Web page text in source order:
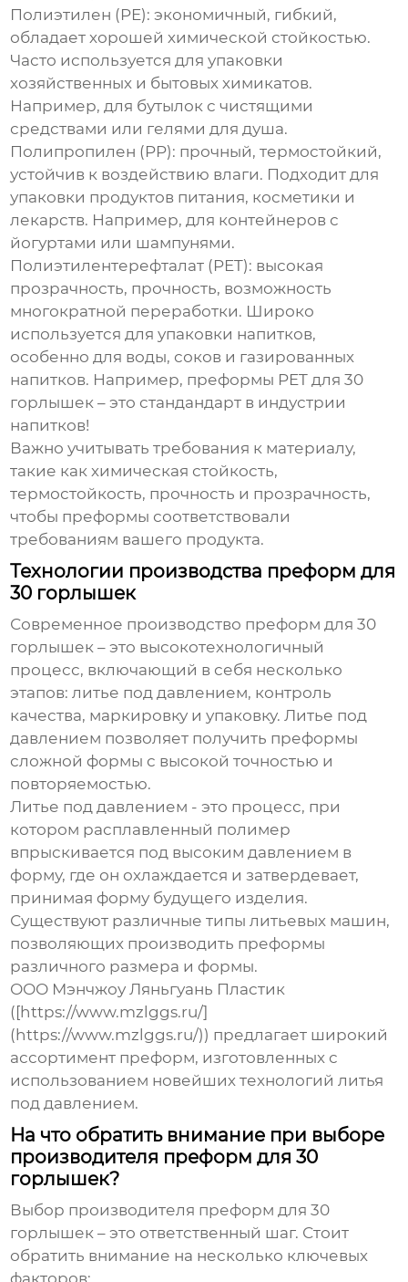
Полиэтилен (PE): экономичный, гибкий,
обладает хорошей химической стойкостью.
Часто используется для упаковки
хозяйственных и бытовых химикатов.
Например, для бутылок с чистящими
средствами или гелями для душа.
Полипропилен (PP): прочный, термостойкий,
устойчив к воздействию влаги. Подходит для
упаковки продуктов питания, косметики и
лекарств. Например, для контейнеров с
йогуртами или шампунями.
Полиэтилентерефталат (PET): высокая
прозрачность, прочность, возможность
многократной переработки. Широко
используется для упаковки напитков,
особенно для воды, соков и газированных
напитков. Например, преформы PET для 30
горлышек – это стандандарт в индустрии
напитков!
Важно учитывать требования к материалу,
такие как химическая стойкость,
термостойкость, прочность и прозрачность,
чтобы преформы соответствовали
требованиям вашего продукта.
Технологии производства преформ для
30 горлышек
Современное производство преформ для 30
горлышек – это высокотехнологичный
процесс, включающий в себя несколько
этапов: литье под давлением, контроль
качества, маркировку и упаковку. Литье под
давлением позволяет получить преформы
сложной формы с высокой точностью и
повторяемостью.
Литье под давлением - это процесс, при
котором расплавленный полимер
впрыскивается под высоким давлением в
форму, где он охлаждается и затвердевает,
принимая форму будущего изделия.
Существуют различные типы литьевых машин,
позволяющих производить преформы
различного размера и формы.
ООО Мэнчжоу Ляньгуань Пластик
([https://www.mzlggs.ru/]
(https://www.mzlggs.ru/)) предлагает широкий
ассортимент преформ, изготовленных с
использованием новейших технологий литья
под давлением.
На что обратить внимание при выборе
производителя преформ для 30
горлышек?
Выбор производителя преформ для 30
горлышек – это ответственный шаг. Стоит
обратить внимание на несколько ключевых